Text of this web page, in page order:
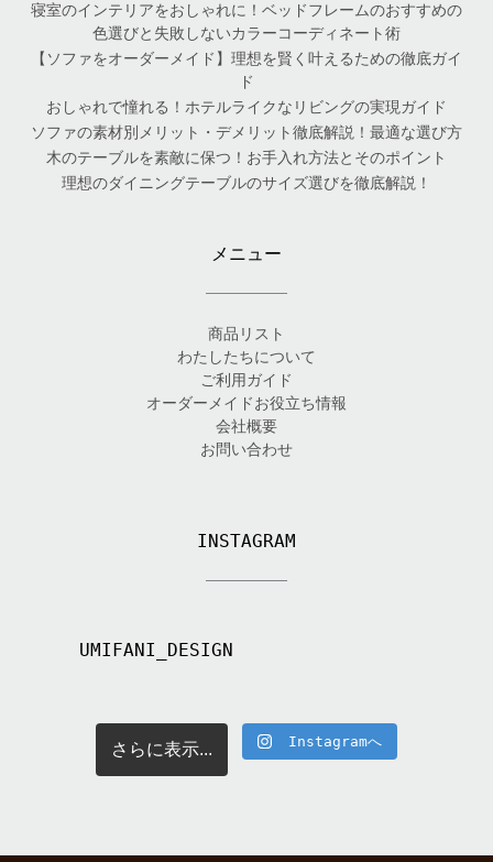
寝室のインテリアをおしゃれに！ベッドフレームのおすすめの
色選びと失敗しないカラーコーディネート術
【ソファをオーダーメイド】理想を賢く叶えるための徹底ガイ
ド
おしゃれで憧れる！ホテルライクなリビングの実現ガイド
ソファの素材別メリット・デメリット徹底解説！最適な選び方
木のテーブルを素敵に保つ！お手入れ方法とそのポイント
理想のダイニングテーブルのサイズ選びを徹底解説！
メニュー
商品リスト
わたしたちについて
ご利用ガイド
オーダーメイドお役立ち情報
会社概要
お問い合わせ
INSTAGRAM
UMIFANI_DESIGN
さらに表示... Instagramへ